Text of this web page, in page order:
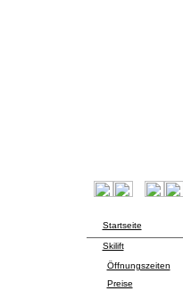
Startseite
Skilift
Öffnungszeiten
Preise